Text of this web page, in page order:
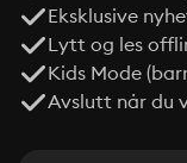
Eksklusive
Lytt og les
Kids Mode
Avslutt når du